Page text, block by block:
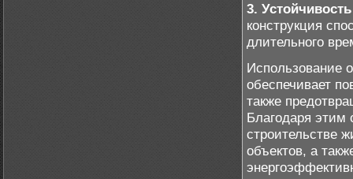
3.
конструкция
длительного
Использование
обеспечивает
также
Благодаря этим
строительстве
объектов, а